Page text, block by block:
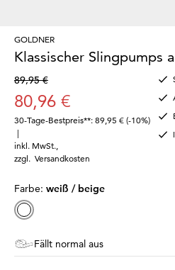
GOLDNER
Klassischer Slingpumps
89,95 €
80,96 €
30-Tage-Bestpreis**: 89,95 € (-10%)
|
inkl. MwSt.
zzgl. Versandkosten
Farbe: weiß / beige
Fällt normal aus